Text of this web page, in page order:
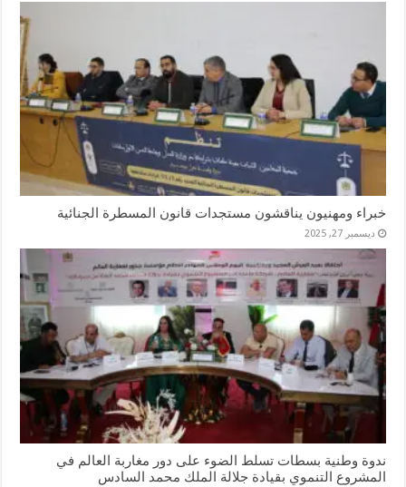
خبراء ومهنيون يناقشون مستجدات قانون المسطرة الجنائية
ديسمبر 27, 2025
ندوة وطنية بسطات تسلط الضوء على دور مغاربة العالم في
المشروع التنموي بقيادة جلالة الملك محمد السادس